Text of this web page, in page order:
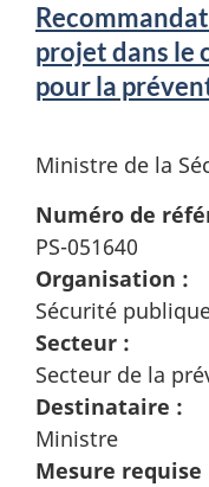
projet dans le
pour la
Ministre de la
Numéro de
PS-051640
Organisation :
Sécurité
Secteur :
Secteur de la
Destinataire :
Ministre
Mesure requise